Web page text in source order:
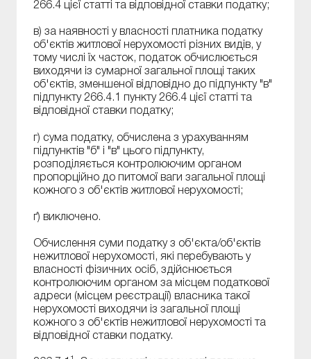
266.4 цієї статті та відповідної ставки податку;
в) за наявності у власності платника податку
об'єктів житлової нерухомості різних видів, у
тому числі їх часток, податок обчислюється
виходячи із сумарної загальної площі таких
об'єктів, зменшеної відповідно до підпункту "в"
підпункту 266.4.1 пункту 266.4 цієї статті та
відповідної ставки податку;
г) сума податку, обчислена з урахуванням
підпунктів "б" і "в" цього підпункту,
розподіляється контролюючим органом
пропорційно до питомої ваги загальної площі
кожного з об'єктів житлової нерухомості;
ґ) виключено.
Обчислення суми податку з об'єкта/об'єктів
нежитлової нерухомості, які перебувають у
власності фізичних осіб, здійснюється
контролюючим органом за місцем податкової
адреси (місцем реєстрації) власника такої
нерухомості виходячи із загальної площі
кожного з об'єктів нежитлової нерухомості та
відповідної ставки податку.